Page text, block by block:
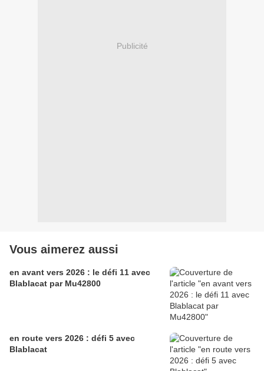
Publicité
Vous aimerez aussi
en avant vers 2026 : le défi 11 avec
Blablacat par Mu42800
en route vers 2026 : défi 5 avec
Blablacat